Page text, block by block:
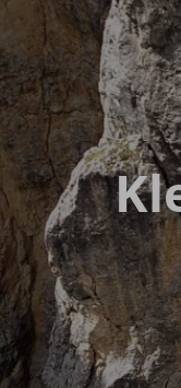
Freeride
Freeride
Freeride
Wandern
Wandern
Wandern